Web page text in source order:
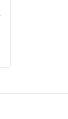
Navigatie Bmw E46 Android NAVD-I052